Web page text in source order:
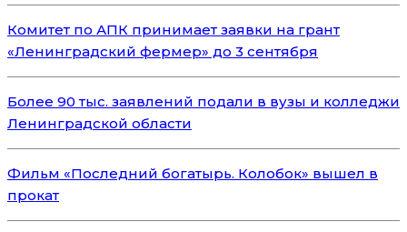
Комитет по АПК принимает заявки на грант
«Ленинградский фермер» до 3 сентября
Более 90 тыс. заявлений подали в вузы и колледжи
Ленинградской области
Фильм «Последний богатырь. Колобок» вышел в
прокат